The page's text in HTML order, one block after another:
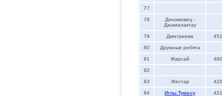
77
78
Динамовец -
Джамалактау
79 Дмитриева
80 Дружные ребята
81 Жарсай
82
83 Жестар
84 Иглы Туюк-су